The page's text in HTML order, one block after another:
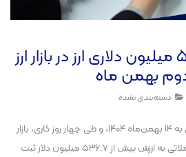
خرید و فروش ۵۳۷ میلیون دلاری ارز در بازار ارز
بهمن ماه
دسته‌بندی نشده
، در هفته منتهی به ۱۴ بهمن‌ماه ۱۴۰۴، و طی چهار روز کاری، بازار
ارز تجاری مرکز مبادله ایران معاملاتی به ارزش بیش از ۵۳۶.۷ میلیون دلار ثبت